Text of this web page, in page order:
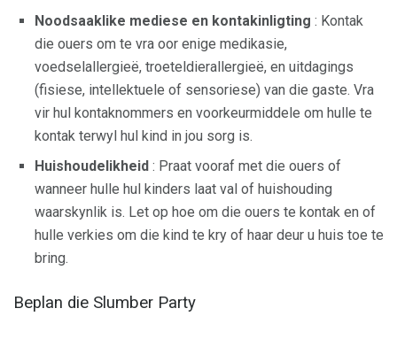
Noodsaaklike mediese en kontakinligting : Kontak
die ouers om te vra oor enige medikasie,
voedselallergieë, troeteldierallergieë, en uitdagings
(fisiese, intellektuele of sensoriese) van die gaste. Vra
vir hul kontaknommers en voorkeurmiddele om hulle te
kontak terwyl hul kind in jou sorg is.
Huishoudelikheid : Praat vooraf met die ouers of
wanneer hulle hul kinders laat val of huishouding
waarskynlik is. Let op hoe om die ouers te kontak en of
hulle verkies om die kind te kry of haar deur u huis toe te
bring.
Beplan die Slumber Party